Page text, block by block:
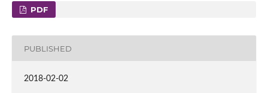
PDF
PUBLISHED
2018-02-02